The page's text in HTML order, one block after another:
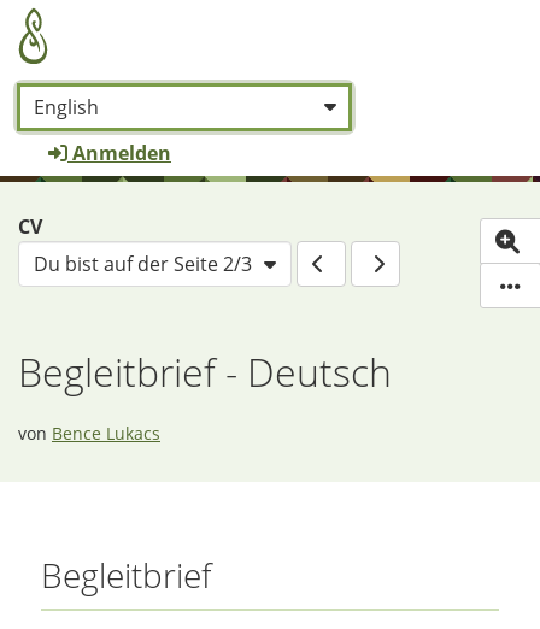
Zum Hauptinhalt zurückspringen
Sprache:
Anmelden
CV
Du bist auf der Seite 2/3
Begleitbrief - Deutsch
von Bence Lukacs
Begleitbrief